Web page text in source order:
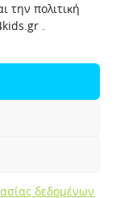
την πολιτική
.
δεδομένων
Όροι χρήσης